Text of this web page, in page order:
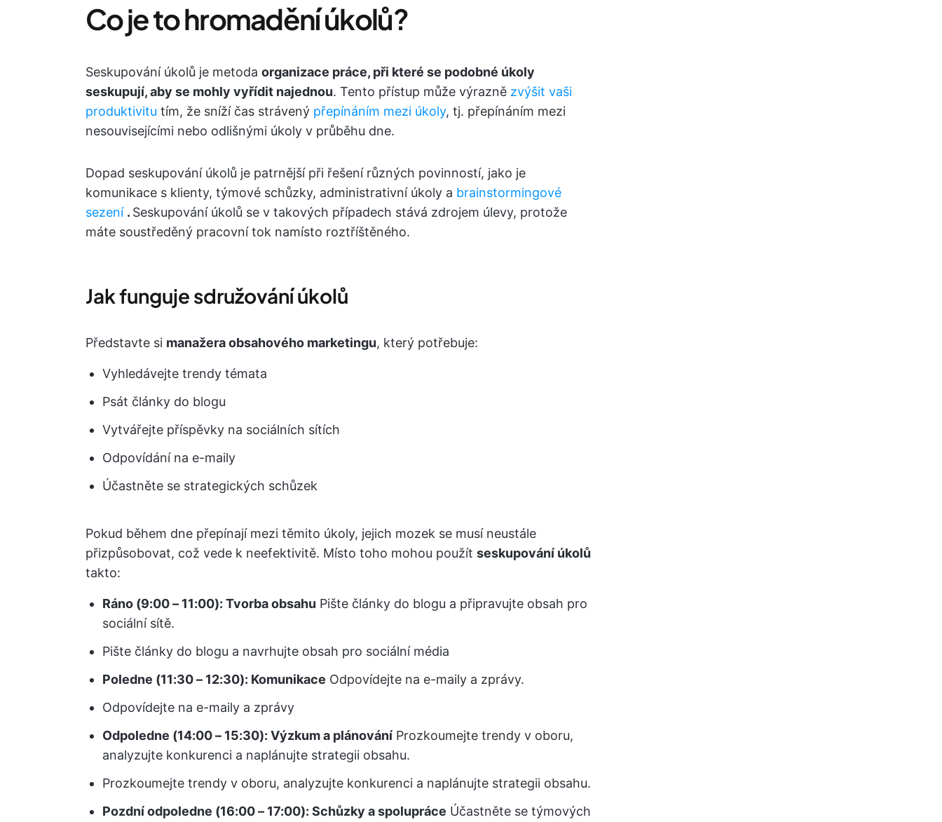
Co je to hromadění úkolů?
Seskupování úkolů je metoda organizace práce, při které se podobné úkoly
seskupují, aby se mohly vyřídit najednou. Tento přístup může výrazně zvýšit vaši
produktivitu tím, že sníží čas strávený přepínáním mezi úkoly, tj. přepínáním mezi
nesouvisejícími nebo odlišnými úkoly v průběhu dne.
Dopad seskupování úkolů je patrnější při řešení různých povinností, jako je
komunikace s klienty, týmové schůzky, administrativní úkoly a brainstormingové
sezení . Seskupování úkolů se v takových případech stává zdrojem úlevy, protože
máte soustředěný pracovní tok namísto roztříštěného.
Jak funguje sdružování úkolů
Představte si manažera obsahového marketingu, který potřebuje:
Vyhledávejte trendy témata
Psát články do blogu
Vytvářejte příspěvky na sociálních sítích
Odpovídání na e-maily
Účastněte se strategických schůzek
Pokud během dne přepínají mezi těmito úkoly, jejich mozek se musí neustále
přizpůsobovat, což vede k neefektivitě. Místo toho mohou použít seskupování úkolů
takto:
Ráno (9:00 – 11:00): Tvorba obsahu Pište články do blogu a připravujte obsah pro
sociální sítě.
Pište články do blogu a navrhujte obsah pro sociální média
Poledne (11:30 – 12:30): Komunikace Odpovídejte na e-maily a zprávy.
Odpovídejte na e-maily a zprávy
Odpoledne (14:00 – 15:30): Výzkum a plánování Prozkoumejte trendy v oboru,
analyzujte konkurenci a naplánujte strategii obsahu.
Prozkoumejte trendy v oboru, analyzujte konkurenci a naplánujte strategii obsahu.
Pozdní odpoledne (16:00 – 17:00): Schůzky a spolupráce Účastněte se týmových